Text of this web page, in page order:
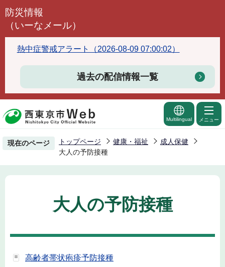
こ
頭
で
防災情報
（いーなメール）
熱中症警戒アラート（2026-08-09 07:00:02）
過去の配信情報一覧
Multilingual メニュー
現在のページ トップページ 健康・福祉
成人保健
大人の予防接種
大人の予防接種
高齢者帯状疱疹予防接種